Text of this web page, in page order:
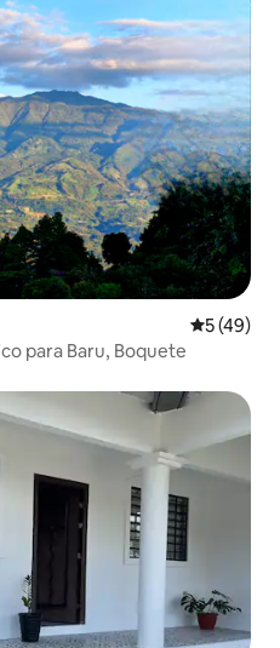
5 de uma
5 (49)
para Baru, Boquete